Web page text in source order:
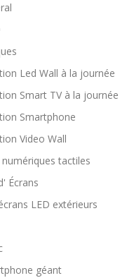
Led Wall à la journée
Smart TV à la journée
Smartphone
Video Wall
tactiles
Écrans
LED extérieurs
géant